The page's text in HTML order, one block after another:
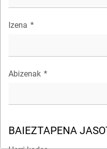
Izena *
Abizenak *
BAIEZTAPENA